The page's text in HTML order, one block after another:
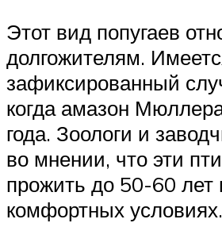
Этот вид попугаев
долгожителям.
зафиксированный
когда амазон
года. Зоологи и
во мнении, что эти
прожить до 50-60 лет
комфортных условиях.